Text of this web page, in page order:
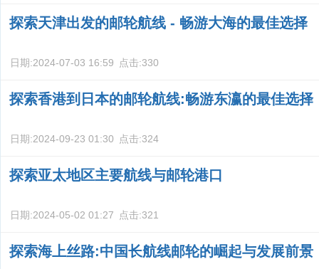
探索天津出发的邮轮航线 - 畅游大海的最佳选择
日期:2024-07-03 16:59 点击:330
探索香港到日本的邮轮航线:畅游东瀛的最佳选择
日期:2024-09-23 01:30 点击:324
探索亚太地区主要航线与邮轮港口
日期:2024-05-02 01:27 点击:321
探索海上丝路:中国长航线邮轮的崛起与发展前景